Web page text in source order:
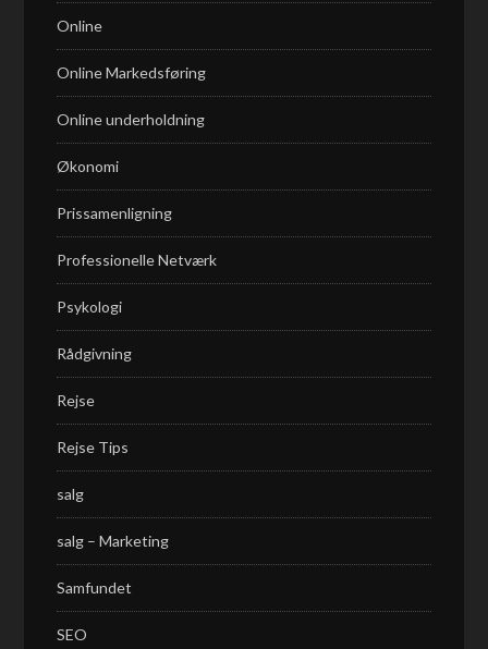
Online
Online Markedsføring
Online underholdning
Økonomi
Prissamenligning
Professionelle Netværk
Psykologi
Rådgivning
Rejse
Rejse Tips
salg
salg – Marketing
Samfundet
SEO